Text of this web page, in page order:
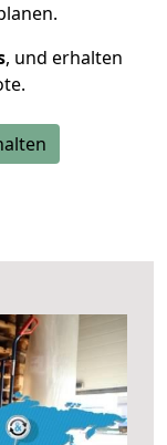
, und erhalten